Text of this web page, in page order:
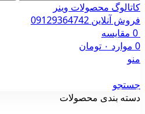
کاتالوگ محصولات وینر
فروش آنلاین 09129364742
0 مقایسه
0 موارد ۰ تومان
منو
جستجو
دسته بندی محصولات